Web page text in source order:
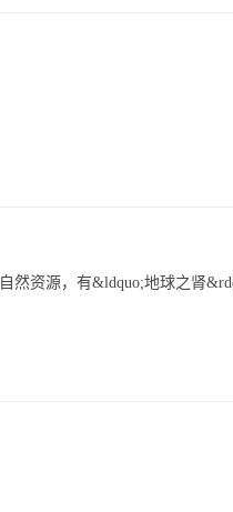
资源，有&ldquo;地球之肾